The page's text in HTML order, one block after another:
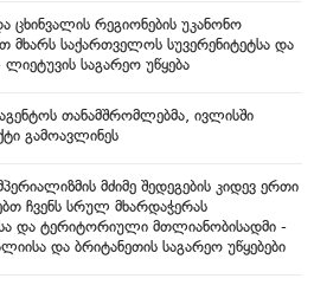
ცხინვალის რეგიონების უკანონო
მხარს საქართველოს სუვერენიტეტსა და
საგარეო უწყება
თანამშრომლებმა, ივლისში
გამოავლინეს
მძიმე შედეგების კიდევ ერთი
ჩვენს სრულ მხარდაჭერას
და ტერიტორიული მთლიანობისადმი -
და ბრიტანეთის საგარეო უწყებები